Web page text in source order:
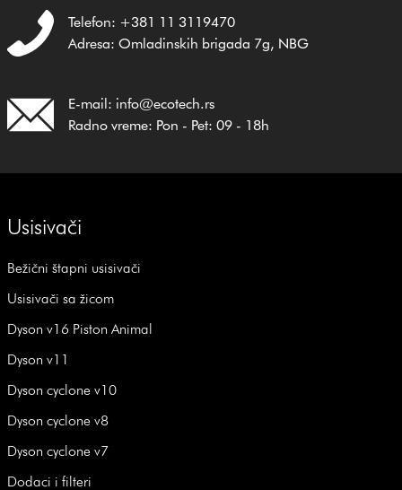
Telefon: +381 11 3119470
Adresa: Omladinskih brigada 7g, NBG
E-mail: info@ecotech.rs
Radno vreme: Pon - Pet: 09 - 18h
Usisivači
Bežični štapni usisivači
Usisivači sa žicom
Dyson v16 Piston Animal
Dyson v11
Dyson cyclone v10
Dyson cyclone v8
Dyson cyclone v7
Dodaci i filteri